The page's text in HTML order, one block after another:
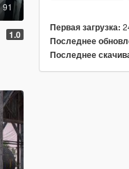
91
1.0
Первая загрузка:
Последнее
Последнее